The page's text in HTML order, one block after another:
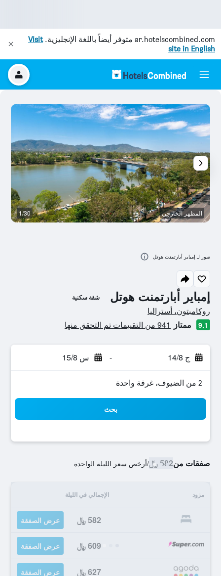
ar.hotelscombined.com متوفر أيضاً باللغة الإنجليزية.Visit
site in English
إمباير أبارتمنت هوتل شقة سكنية
تقييم فئة 0
روكامبتون، أستراليا
9.1 ممتاز 941 من التقييمات تم التحقق منها
ج 14/8 - س 15/8
2 من الضيوف، غرفة واحدة
بحث
صفقات من582 ﷼ /أرخص سعر الليلة الواحدة
مزود الإجمالي في الليلة
582 ﷼ عرض الصفقة
609 ﷼ عرض الصفقة
627 ﷼ عرض الصفقة
المظهر الخارجي 1/30
صور لـ إمباير أبارتمنت هوتل